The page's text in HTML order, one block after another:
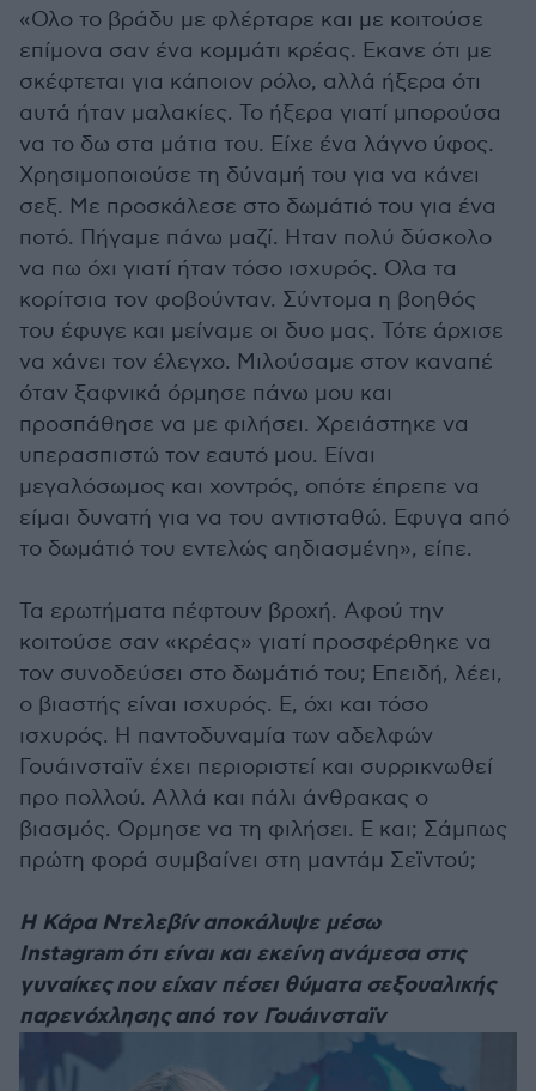
«Ολο το βράδυ με φλέρταρε και με κοιτούσε
επίμονα σαν ένα κομμάτι κρέας. Εκανε ότι με
σκέφτεται για κάποιον ρόλο, αλλά ήξερα ότι
αυτά ήταν μαλακίες. Το ήξερα γιατί μπορούσα
να το δω στα μάτια του. Είχε ένα λάγνο ύφος.
Χρησιμοποιούσε τη δύναμή του για να κάνει
σεξ. Με προσκάλεσε στο δωμάτιό του για ένα
ποτό. Πήγαμε πάνω μαζί. Ηταν πολύ δύσκολο
να πω όχι γιατί ήταν τόσο ισχυρός. Ολα τα
κορίτσια τον φοβούνταν. Σύντομα η βοηθός
του έφυγε και μείναμε οι δυο μας. Τότε άρχισε
να χάνει τον έλεγχο. Μιλούσαμε στον καναπέ
όταν ξαφνικά όρμησε πάνω μου και
προσπάθησε να με φιλήσει. Χρειάστηκε να
υπερασπιστώ τον εαυτό μου. Είναι
μεγαλόσωμος και χοντρός, οπότε έπρεπε να
είμαι δυνατή για να του αντισταθώ. Εφυγα από
το δωμάτιό του εντελώς αηδιασμένη», είπε.
Τα ερωτήματα πέφτουν βροχή. Αφού την
κοιτούσε σαν «κρέας» γιατί προσφέρθηκε να
τον συνοδεύσει στο δωμάτιό του; Επειδή, λέει,
ο βιαστής είναι ισχυρός. Ε, όχι και τόσο
ισχυρός. Η παντοδυναμία των αδελφών
Γουάινσταϊν έχει περιοριστεί και συρρικνωθεί
προ πολλού. Αλλά και πάλι άνθρακας ο
βιασμός. Ορμησε να τη φιλήσει. Ε και; Σάμπως
πρώτη φορά συμβαίνει στη μαντάμ Σεϊντού;
Η Κάρα Ντελεβίν αποκάλυψε μέσω
Instagram ότι είναι και εκείνη ανάμεσα στις
γυναίκες που είχαν πέσει θύματα σεξουαλικής
παρενόχλησης από τον Γουάινσταϊν